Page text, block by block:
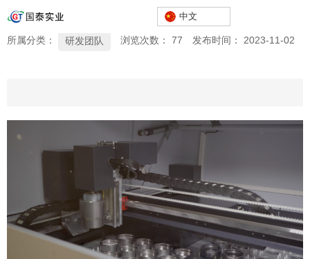
中文
研发环境
所属分类： 研发团队 浏览次数： 77 发布时间： 2023-11-02